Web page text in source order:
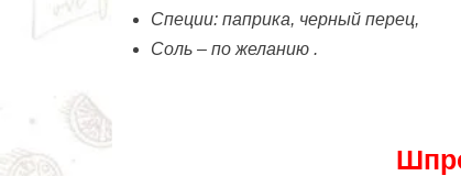
Специи: паприка, черный перец,
Соль – по желанию .